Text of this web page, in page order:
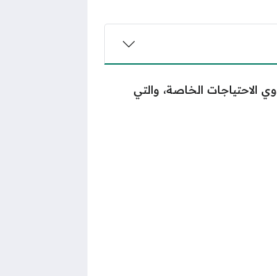
الاحتياجات الخاصة، والتي